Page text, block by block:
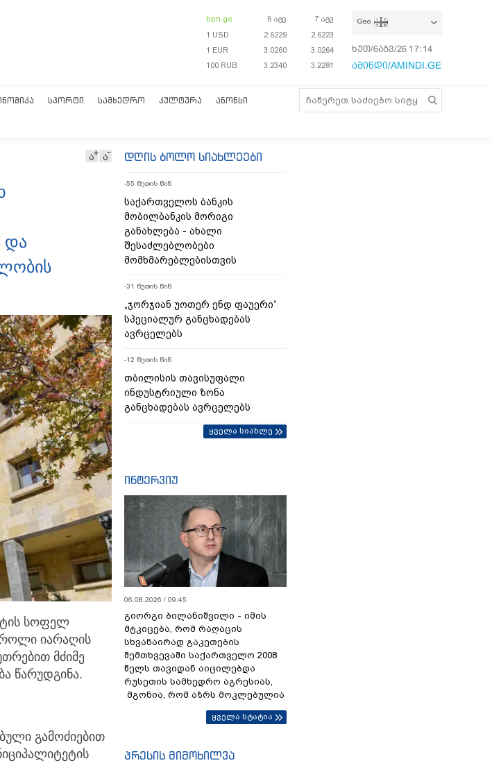
bpn.ge 6 აგვ
7 აგვ
1 USD
2.6229
2.6223
1 EUR
3.0260
3.0264
100 RUB
3.2340 3.2281
Geo
ხუთ/6აგვ/26 17:14:38
ამინდი/AMINDI.GE
ᲡᲞᲝᲠᲢᲘ ᲡᲐᲛᲮᲔᲓᲠᲝ ᲙᲣᲚᲢᲣᲠᲐ ᲐᲜᲝᲜᲡᲘ
ა ა
და
სოფელ
იარაღის
მძიმე
წარუდგინა.
გამოძიებით
დღის ბოლო სიახლეები
-55 წუთის წინ
საქართველოს ბანკის
მობილბანკის მორიგი
განახლება - ახალი
შესაძლებლობები
მომხმარებლებისთვის
-31 წუთის წინ
„ჯორჯიან უოთერ ენდ ფაუერი“
სპეციალურ განცხადებას
ავრცელებს
-12 წუთის წინ
თბილისის თავისუფალი
ინდუსტრიული ზონა
განცხადებას ავრცელებს
ყველა სიახლე
ინტერვიუ
06.08.2026 / 09:45
გიორგი ბილანიშვილი - იმის
მტკიცება, რომ რაღაცის
სხვანაირად გაკეთების
შემთხვევაში საქართველო 2008
წელს თავიდან აიცილებდა
რუსეთის სამხედრო აგრესიას,
მგონია, რომ აზრს მოკლებულია
ყველა სტატია
პრესის მიმოხილვა